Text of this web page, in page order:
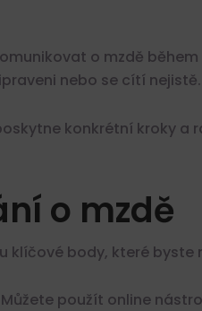
o mzdě
nebo se cítí nejistě.
konkrétní kroky a
o mzdě
klíčové body, které byste
použít online